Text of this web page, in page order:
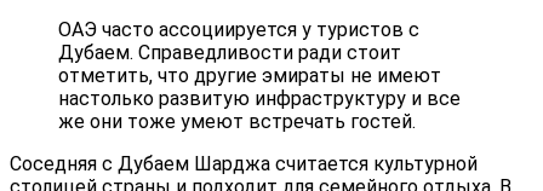
ОАЭ часто ассоциируется у туристов с
Дубаем. Справедливости ради стоит
отметить, что другие эмираты не имеют
настолько развитую инфраструктуру и все
же они тоже умеют встречать гостей.
Соседняя с Дубаем Шарджа считается культурной